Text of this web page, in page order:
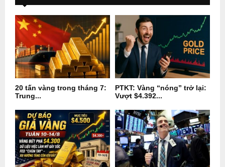
20 tấn vàng trong tháng 7:
Trung...
PTKT: Vàng “nóng” trở lại:
Vượt $4.392...